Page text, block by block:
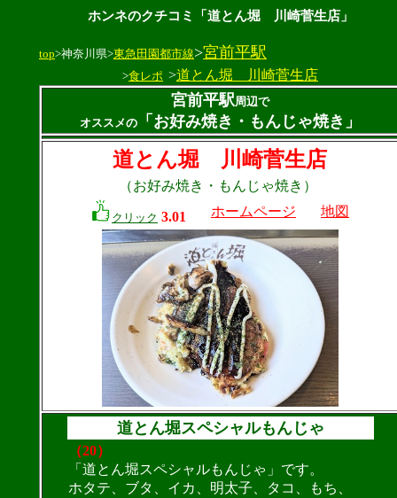
ホンネのクチコミ「道とん堀 川崎菅生店」
top>神奈川県>東急田園都市線>宮前平駅
>食レポ >道とん堀 川崎菅生店
宮前平駅周辺で
オススメの
「お好み焼き・もんじゃ焼き」
道とん堀 川崎菅生店
（お好み焼き・もんじゃ焼き）
クリック 3.01 ホームページ 地図
道とん堀スペシャルもんじゃ
（20）
「道とん堀スペシャルもんじゃ」です。
ホタテ、ブタ、イカ、明太子、タコ、もち、